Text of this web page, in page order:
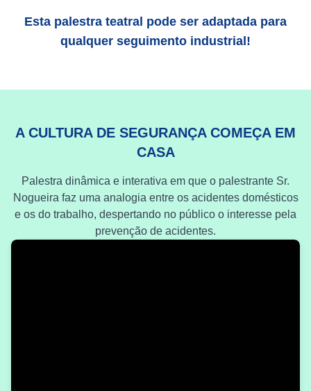
Esta palestra teatral pode ser adaptada para
qualquer seguimento industrial!
A CULTURA DE SEGURANÇA COMEÇA EM
CASA
Palestra dinâmica e interativa em que o palestrante Sr.
Nogueira faz uma analogia entre os acidentes domésticos
e os do trabalho, despertando no público o interesse pela
prevenção de acidentes.